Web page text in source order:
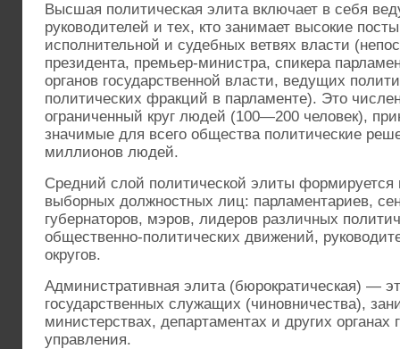
Высшая политическая элита включает в себя
руководителей и тех, кто занимает высокие
исполнительной и судебных ветвях власти
президента, премьер-министра, спикера
органов государственной власти, ведущих
политических фракций в парламенте). Это
ограниченный круг людей (100—200 человек),
значимые для всего общества политические
миллионов людей.
Средний слой политической элиты формируется
выборных должностных лиц: парламентариев,
губернаторов, мэров, лидеров различных
общественно-политических движений,
округов.
Административная элита (бюрократическая) —
государственных служащих (чиновничества),
министерствах, департаментах и других органах
управления.